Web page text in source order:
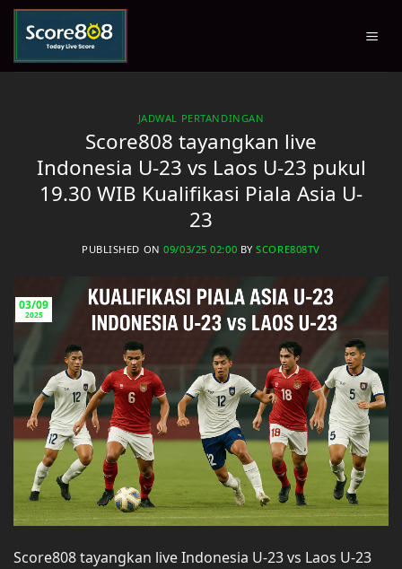
Skip
content
JADWAL PERTANDINGAN
Score808 tayangkan live
Indonesia U-23 vs Laos U-23 pukul
19.30 WIB Kualifikasi Piala Asia U-
23
PUBLISHED ON09/03/25 02:00 BYSCORE808TV
03/09
2025
Score808 tayangkan live Indonesia U-23 vs Laos U-23